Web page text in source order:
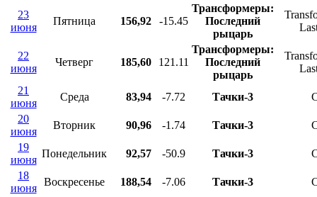
23
июня
Пятница 156,92 -15.45
Трансформеры:
Последний
рыцарь
22
июня
Четверг 185,60 121.11
Трансформеры:
Последний
рыцарь
21
июня
Среда 83,94 -7.72 Тачки-3
20
июня
Вторник 90,96 -1.74 Тачки-3
19
июня
Понедельник 92,57 -50.9 Тачки-3
18
июня
Воскресенье 188,54 -7.06 Тачки-3